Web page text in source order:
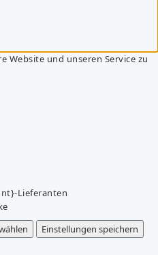
Website und unseren Service zu
Lieferanten
Einstellungen speichern